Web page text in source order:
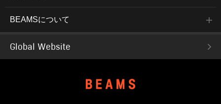
BEAMSについて
Global Website